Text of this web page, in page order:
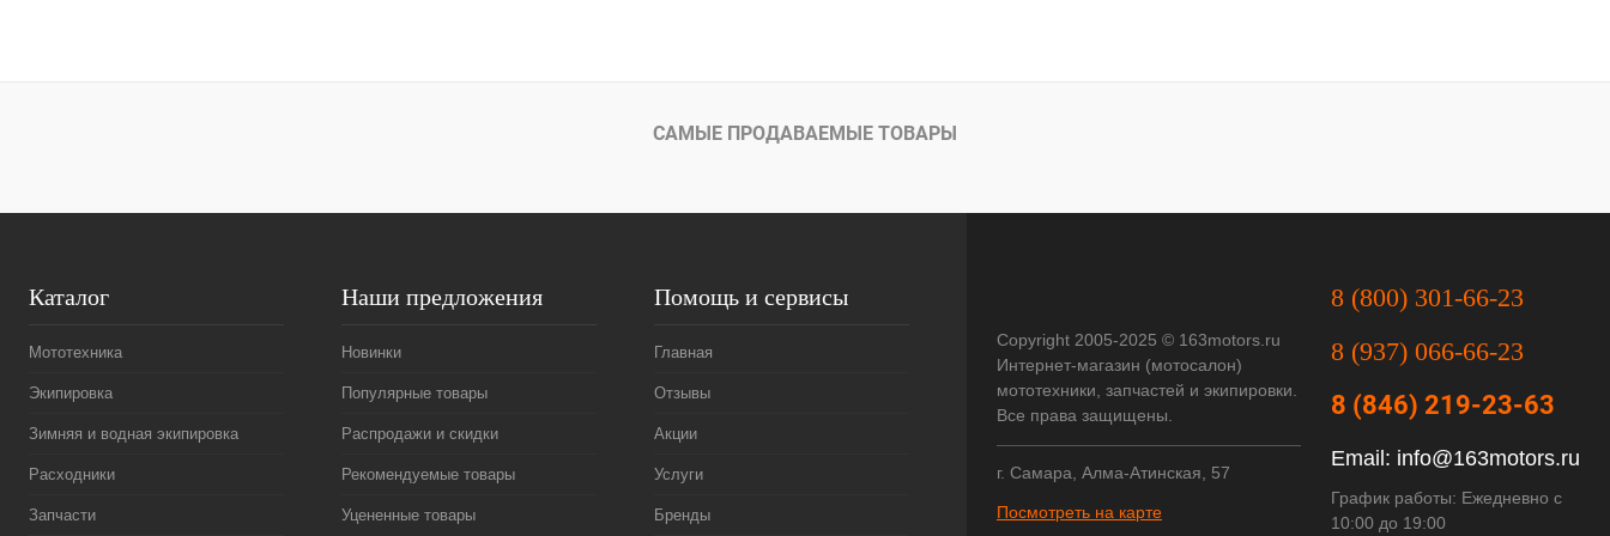
САМЫЕ ПРОДАВАЕМЫЕ ТОВАРЫ
Каталог
Мототехника
Экипировка
Зимняя и водная экипировка
Расходники
Запчасти
Наши предложения
Новинки
Популярные товары
Распродажи и скидки
Рекомендуемые товары
Уцененные товары
Помощь и сервисы
Главная
Отзывы
Акции
Услуги
Бренды
Copyright 2005-2025 © 163motors.ru
Интернет-магазин (мотосалон)
мототехники, запчастей и экипировки.
Все права защищены.
г. Самара, Алма-Атинская, 57
Посмотреть на карте
8 (800) 301-66-23
8 (937) 066-66-23
8 (846) 219-23-63
Email: info@163motors.ru
График работы: Ежедневно с
10:00 до 19:00